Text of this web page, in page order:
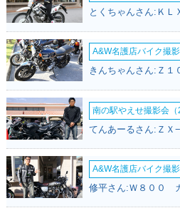
1996年 ZZR250
1993年 ZZR250
とくちゃんさん:ＫＬ
A&W名護店バイク撮
きんちゃんさん:Ｚ１
南の駅やえせ撮影会（
てんあーるさん:ＺＸ
A&W名護店バイク撮
修平さん:Ｗ８００